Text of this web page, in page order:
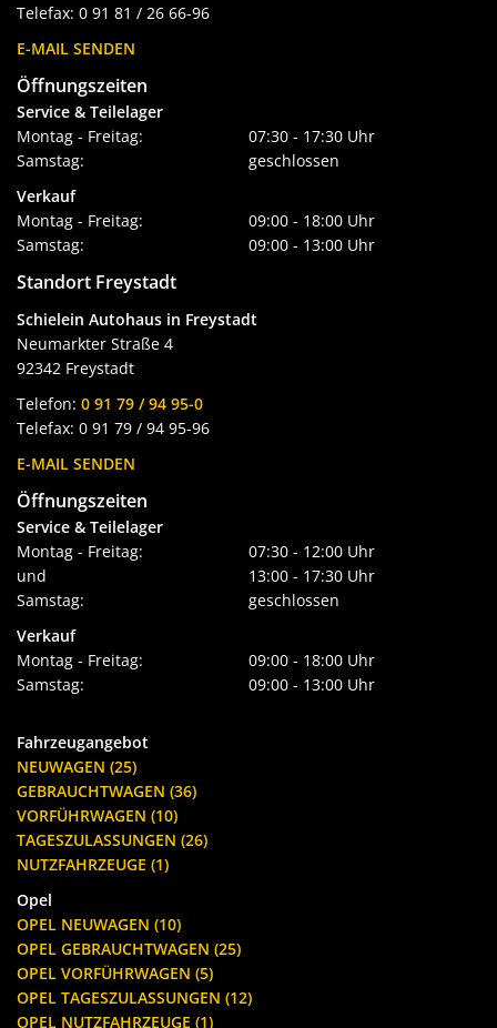
Telefax: 0 91 81 / 26 66-96
E-MAIL SENDEN
Öffnungszeiten
Service & Teilelager
Montag - Freitag:
07:30 - 17:30 Uhr
Samstag:
geschlossen
Verkauf
Montag - Freitag:
09:00 - 18:00 Uhr
Samstag:
09:00 - 13:00 Uhr
Standort Freystadt
Schielein Autohaus in Freystadt
Neumarkter Straße 4
92342 Freystadt
Telefon: 0 91 79 / 94 95-0
Telefax: 0 91 79 / 94 95-96
E-MAIL SENDEN
Öffnungszeiten
Service & Teilelager
Montag - Freitag:
07:30 - 12:00 Uhr
und
13:00 - 17:30 Uhr
Samstag:
geschlossen
Verkauf
Montag - Freitag:
09:00 - 18:00 Uhr
Samstag:
09:00 - 13:00 Uhr
Fahrzeugangebot
NEUWAGEN (25)
GEBRAUCHTWAGEN (36)
VORFÜHRWAGEN (10)
TAGESZULASSUNGEN (26)
NUTZFAHRZEUGE (1)
Opel
OPEL NEUWAGEN (10)
OPEL GEBRAUCHTWAGEN (25)
OPEL VORFÜHRWAGEN (5)
OPEL TAGESZULASSUNGEN (12)
OPEL NUTZFAHRZEUGE (1)